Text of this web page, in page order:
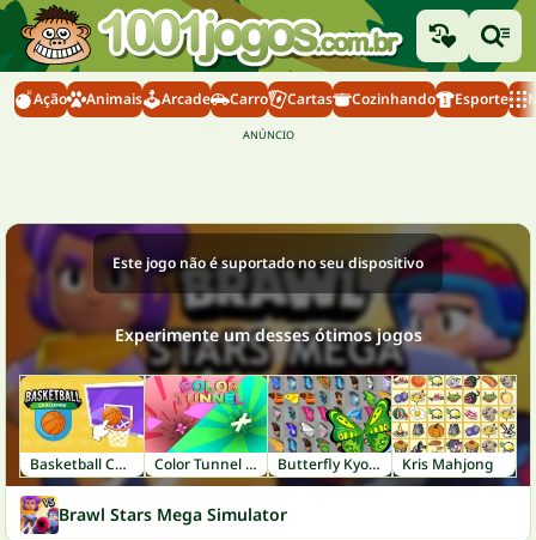
Ação Animais Arcade Carro Cartas Cozinhando Esporte
Este jogo não é suportado no seu dispositivo
Experimente um desses ótimos jogos
Basketball Challenge Color Tunnel FM Butterfly Kyodai Kris Mahjong
Brawl Stars Mega Simulator